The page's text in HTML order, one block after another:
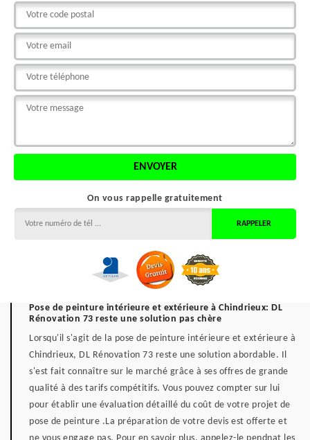
On vous rappelle gratuitement
Pose de peinture intérieure et extérieure à Chindrieux: DL
Rénovation 73 reste une solution pas chère
Lorsqu'il s'agit de la pose de peinture intérieure et extérieure à
Chindrieux, DL Rénovation 73 reste une solution abordable. Il
s'est fait connaître sur le marché grâce à ses offres de grande
qualité à des tarifs compétitifs. Vous pouvez compter sur lui
pour établir une évaluation détaillé du coût de votre projet de
pose de peinture .La préparation de votre devis est offerte et